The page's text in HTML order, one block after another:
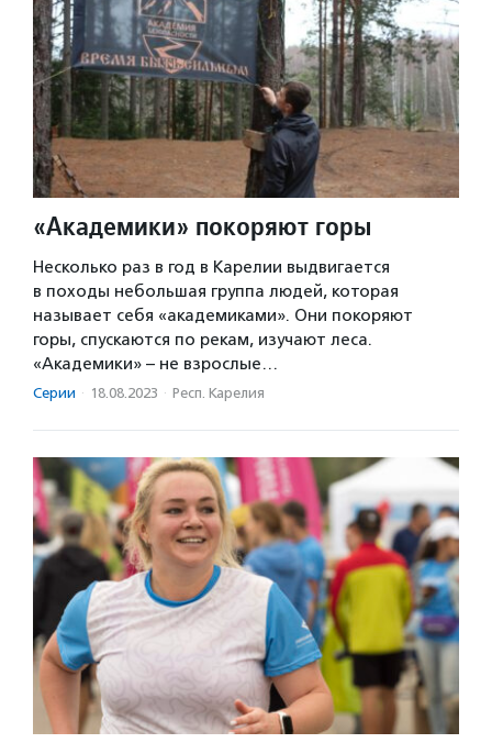
«Академики» покоряют горы
Несколько раз в год в Карелии выдвигается
в походы небольшая группа людей, которая
называет себя «академиками». Они покоряют
горы, спускаются по рекам, изучают леса.
«Академики» – не взрослые…
Серии · 18.08.2023 · Респ. Карелия